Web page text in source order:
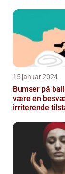
15 januar 2024
Bumser på
være en
irriterende
oplever på et ...